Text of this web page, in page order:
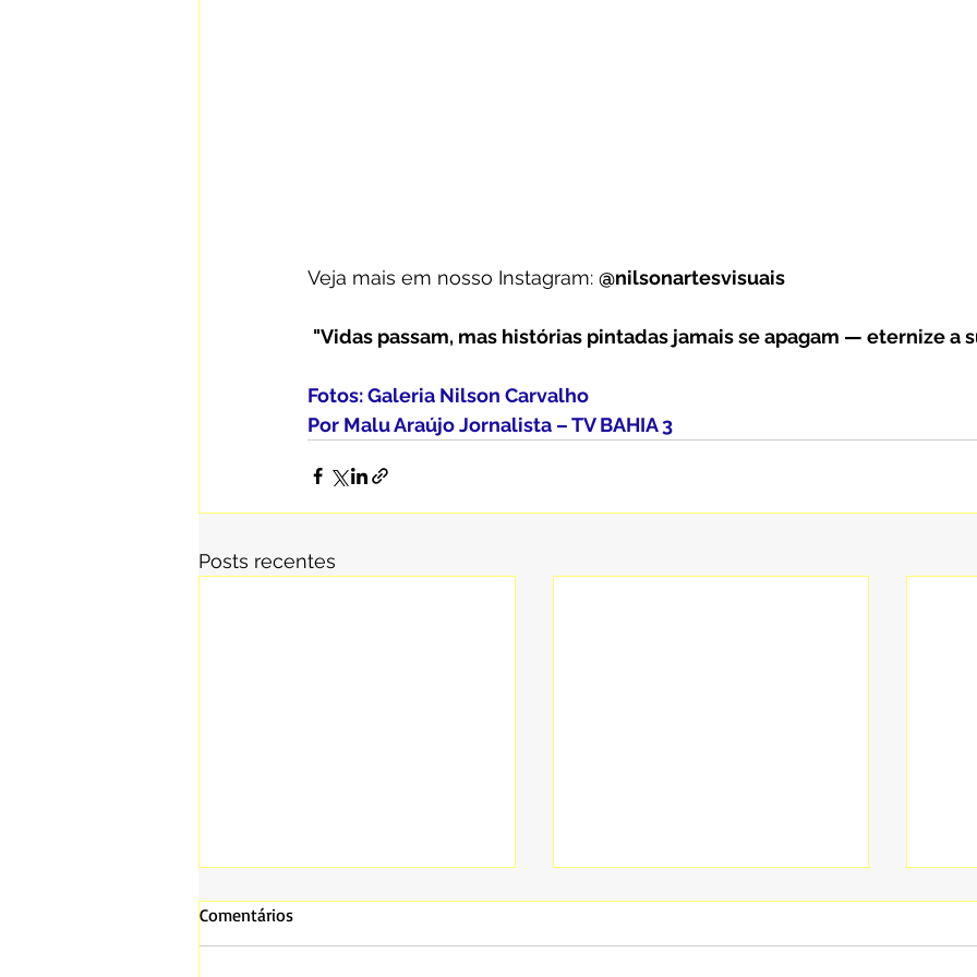
Veja mais em nosso Instagram: @nilsonartesvisuais
"Vidas passam, mas histórias pintadas jamais se apagam — eternize a
Fotos: Galeria Nilson Carvalho
Por Malu Araújo Jornalista – TV BAHIA 3
Posts recentes
Comentários